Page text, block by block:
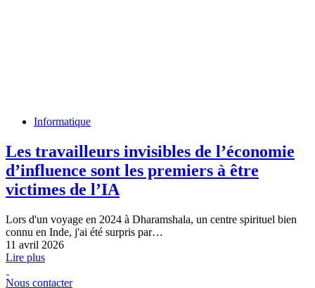
Informatique
Les travailleurs invisibles de l’économie
d’influence sont les premiers à être
victimes de l’IA
Lors d'un voyage en 2024 à Dharamshala, un centre spirituel bien
connu en Inde, j'ai été surpris par…
11 avril 2026
Lire plus
Nous contacter